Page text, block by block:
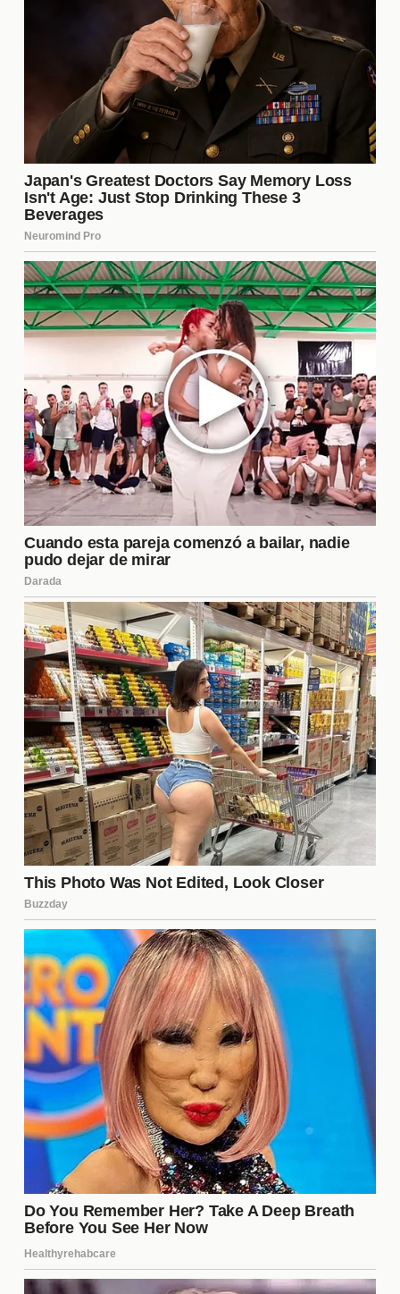
experiencias sexuales, el crecimiento personal y la
libertad emocional. Este tipo de relación puede
ayudar a las personas a entender mejor sus deseos
y necesidades, así como a desarrollar una mayor
empatía y comprensión hacia su pareja. Al romper
con las normas convencionales, las parejas abiertas
a menudo encuentran formas innovadoras de
conectarse y apoyarse mutuamente.
Desafíos que enfrentar
A pesar de sus beneficios, las relaciones abiertas
no están exentas dedesafíos. La celosía, la
inseguridad y la falta de tiempo son algunos de los
obstáculos que pueden surgir. Es crucial que las
parejas trabajen juntas para abordar estos
problemas, asegurándose de que ambos se sientan
valorados y seguros en su relación. Superar estos
desafíos puede fortalecer aún más el vínculo entre
los integrantes.
Cómo iniciar una relación
abierta
Iniciar una
cuidadosa planificación y conversación. Es esencial
que ambas partes estén de acuerdo y dispuestas a
explorar este nuevo formato. Aquí hay algunos
pasos clave para comenzar:
Hablar sobre los deseos y motivaciones para
abrir la relación.
Establecer límites claros y expectativas.
Definir qué tipo de interacciones externas son
aceptables.
Revisar y ajustar los acuerdos periódicamente.
Este proceso puede llevar tiempo, pero la claridad
desde el principio es fundamental para evitar
malentendidos futuros.
Estableciendo límites
saludables
Definirlímites saludableses crucial en una
relación abierta. Estos límites pueden incluir qué
tipo de relaciones externas son aceptables, así
como el tiempo que se puede dedicar a estas
interacciones. La clave es que ambos miembros se
sientan cómodos y respetados. La falta de límites
claros puede llevar a conflictos y malentendidos,
por lo que es importante revisarlos y ajustarlos
regularmente.